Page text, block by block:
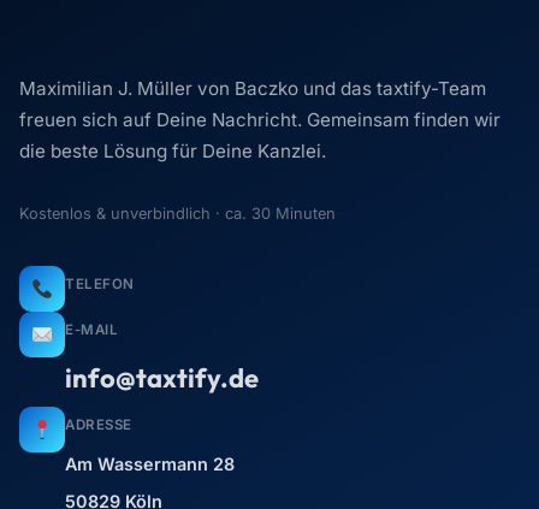
Maximilian J. Müller von Baczko und das taxtify-Team
freuen sich auf Deine Nachricht. Gemeinsam finden wir
die beste Lösung für Deine Kanzlei.
Kostenlos & unverbindlich · ca. 30 Minuten
TELEFON
E-MAIL
info@taxtify.de
ADRESSE
Am Wassermann 28
50829 Köln